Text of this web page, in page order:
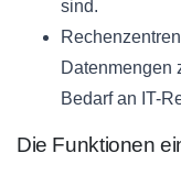
sind.
Datenmengen
Bedarf an IT-
Die Funktionen